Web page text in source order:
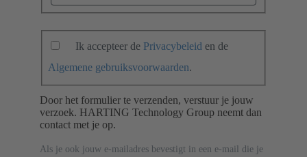
Ik accepteer de Privacybeleid en de
Algemene gebruiksvoorwaarden.
Door het formulier te verzenden, verstuur je jouw
verzoek. HARTING Technology Group neemt dan
contact met je op.
Als je ook jouw e-mailadres bevestigt in een e-mail die je